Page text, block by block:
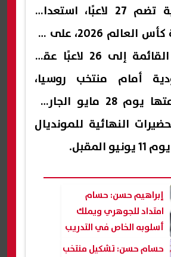
قائمة مبدئية تضم 27 لاعبًا، استعدادًا
لخوض بطولة كأس العالم 2026، على أن
يتم تقليص القائمة إلى 26 لاعبًا عقب
أمام منتخب روسيا،
والمقرر إقامتها يوم 28 مايو الجاري،
النهائية للمونديال
إبراهيم حسن: حسام
امتداد للجوهري ويملك
أسلوبه الخاص في التدريب
حسام حسن: تشكيل منتخب